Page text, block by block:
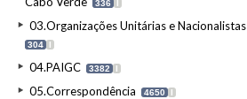
336 I
03.Organizações Unitárias e Nacionalistas
304 I
04.PAIGC 3382 I
05.Correspondência 4650 I